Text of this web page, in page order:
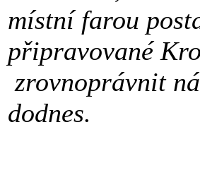
místní farou
připravované
zrovnoprávnit
dodnes.